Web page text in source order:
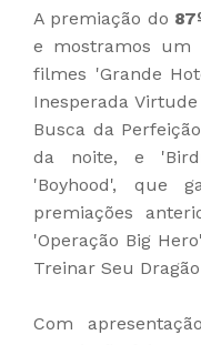
A premiação do
e mostramos um
filmes 'Grande
Inesperada
Busca da
da noite, e
'Boyhood', que
premiações
'Operação Big
Treinar Seu Dragão
Com